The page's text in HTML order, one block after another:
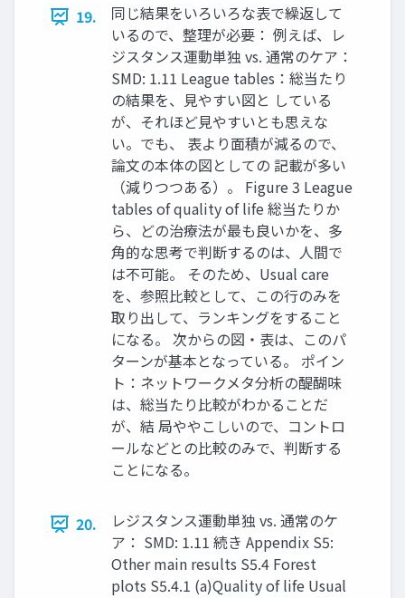
19.
同じ結果をいろいろな表で繰返して
いるので、整理が必要： 例えば、レ
ジスタンス運動単独 vs. 通常のケア：
SMD: 1.11 League tables：総当たり
の結果を、見やすい図と している
が、それほど見やすいとも思えな
い。でも、 表より面積が減るので、
論文の本体の図としての 記載が多い
（減りつつある）。 Figure 3 League
tables of quality of life 総当たりか
ら、どの治療法が最も良いかを、多
角的な思考で判断するのは、人間で
は不可能。 そのため、Usual care
を、参照比較として、この行のみを
取り出して、ランキングをすること
になる。 次からの図・表は、このパ
ターンが基本となっている。 ポイン
ト：ネットワークメタ分析の醍醐味
は、総当たり比較がわかることだ
が、結 局ややこしいので、コントロ
ールなどとの比較のみで、判断する
ことになる。
20.
レジスタンス運動単独 vs. 通常のケ
ア： SMD: 1.11 続き Appendix S5:
Other main results S5.4 Forest
plots S5.4.1 (a)Quality of life Usual